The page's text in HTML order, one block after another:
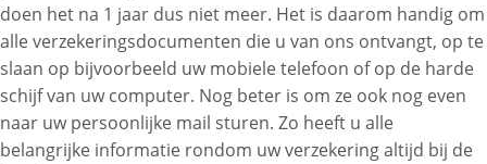
doen het na 1 jaar dus niet meer. Het is daarom handig om
alle verzekeringsdocumenten die u van ons ontvangt, op te
slaan op bijvoorbeeld uw mobiele telefoon of op de harde
schijf van uw computer. Nog beter is om ze ook nog even
naar uw persoonlijke mail sturen. Zo heeft u alle
belangrijke informatie rondom uw verzekering altijd bij de